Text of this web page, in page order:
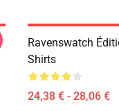
Ravenswatch
Shirts
24,38 € - 28,06 €